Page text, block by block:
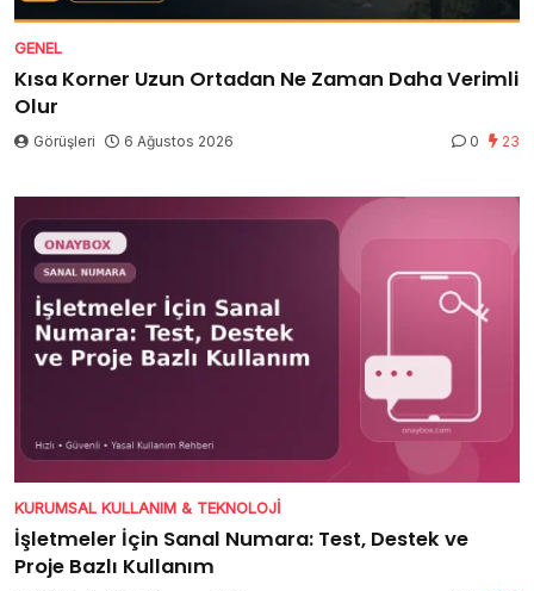
GENEL
Kısa Korner Uzun Ortadan Ne Zaman Daha Verimli
Olur
Görüşleri 6 Ağustos 2026 0 23
KURUMSAL KULLANIM & TEKNOLOJI
İşletmeler İçin Sanal Numara: Test, Destek ve
Proje Bazlı Kullanım